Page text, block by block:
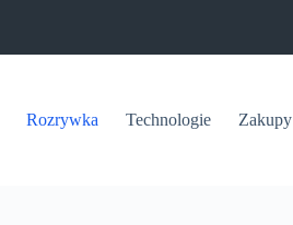
Rozrywka Technologie Zakupy